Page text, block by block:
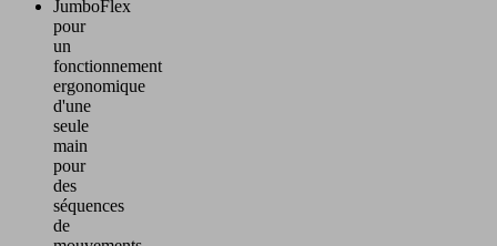
JumboFlex
pour
un
fonctionnement
ergonomique
d'une
seule
main
pour
des
séquences
de